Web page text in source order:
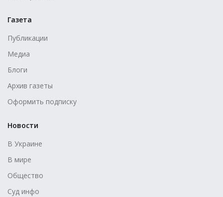
Газета
Публикации
Медиа
Блоги
Архив газеты
Оформить подписку
Новости
В Украине
В мире
Общество
Суд инфо